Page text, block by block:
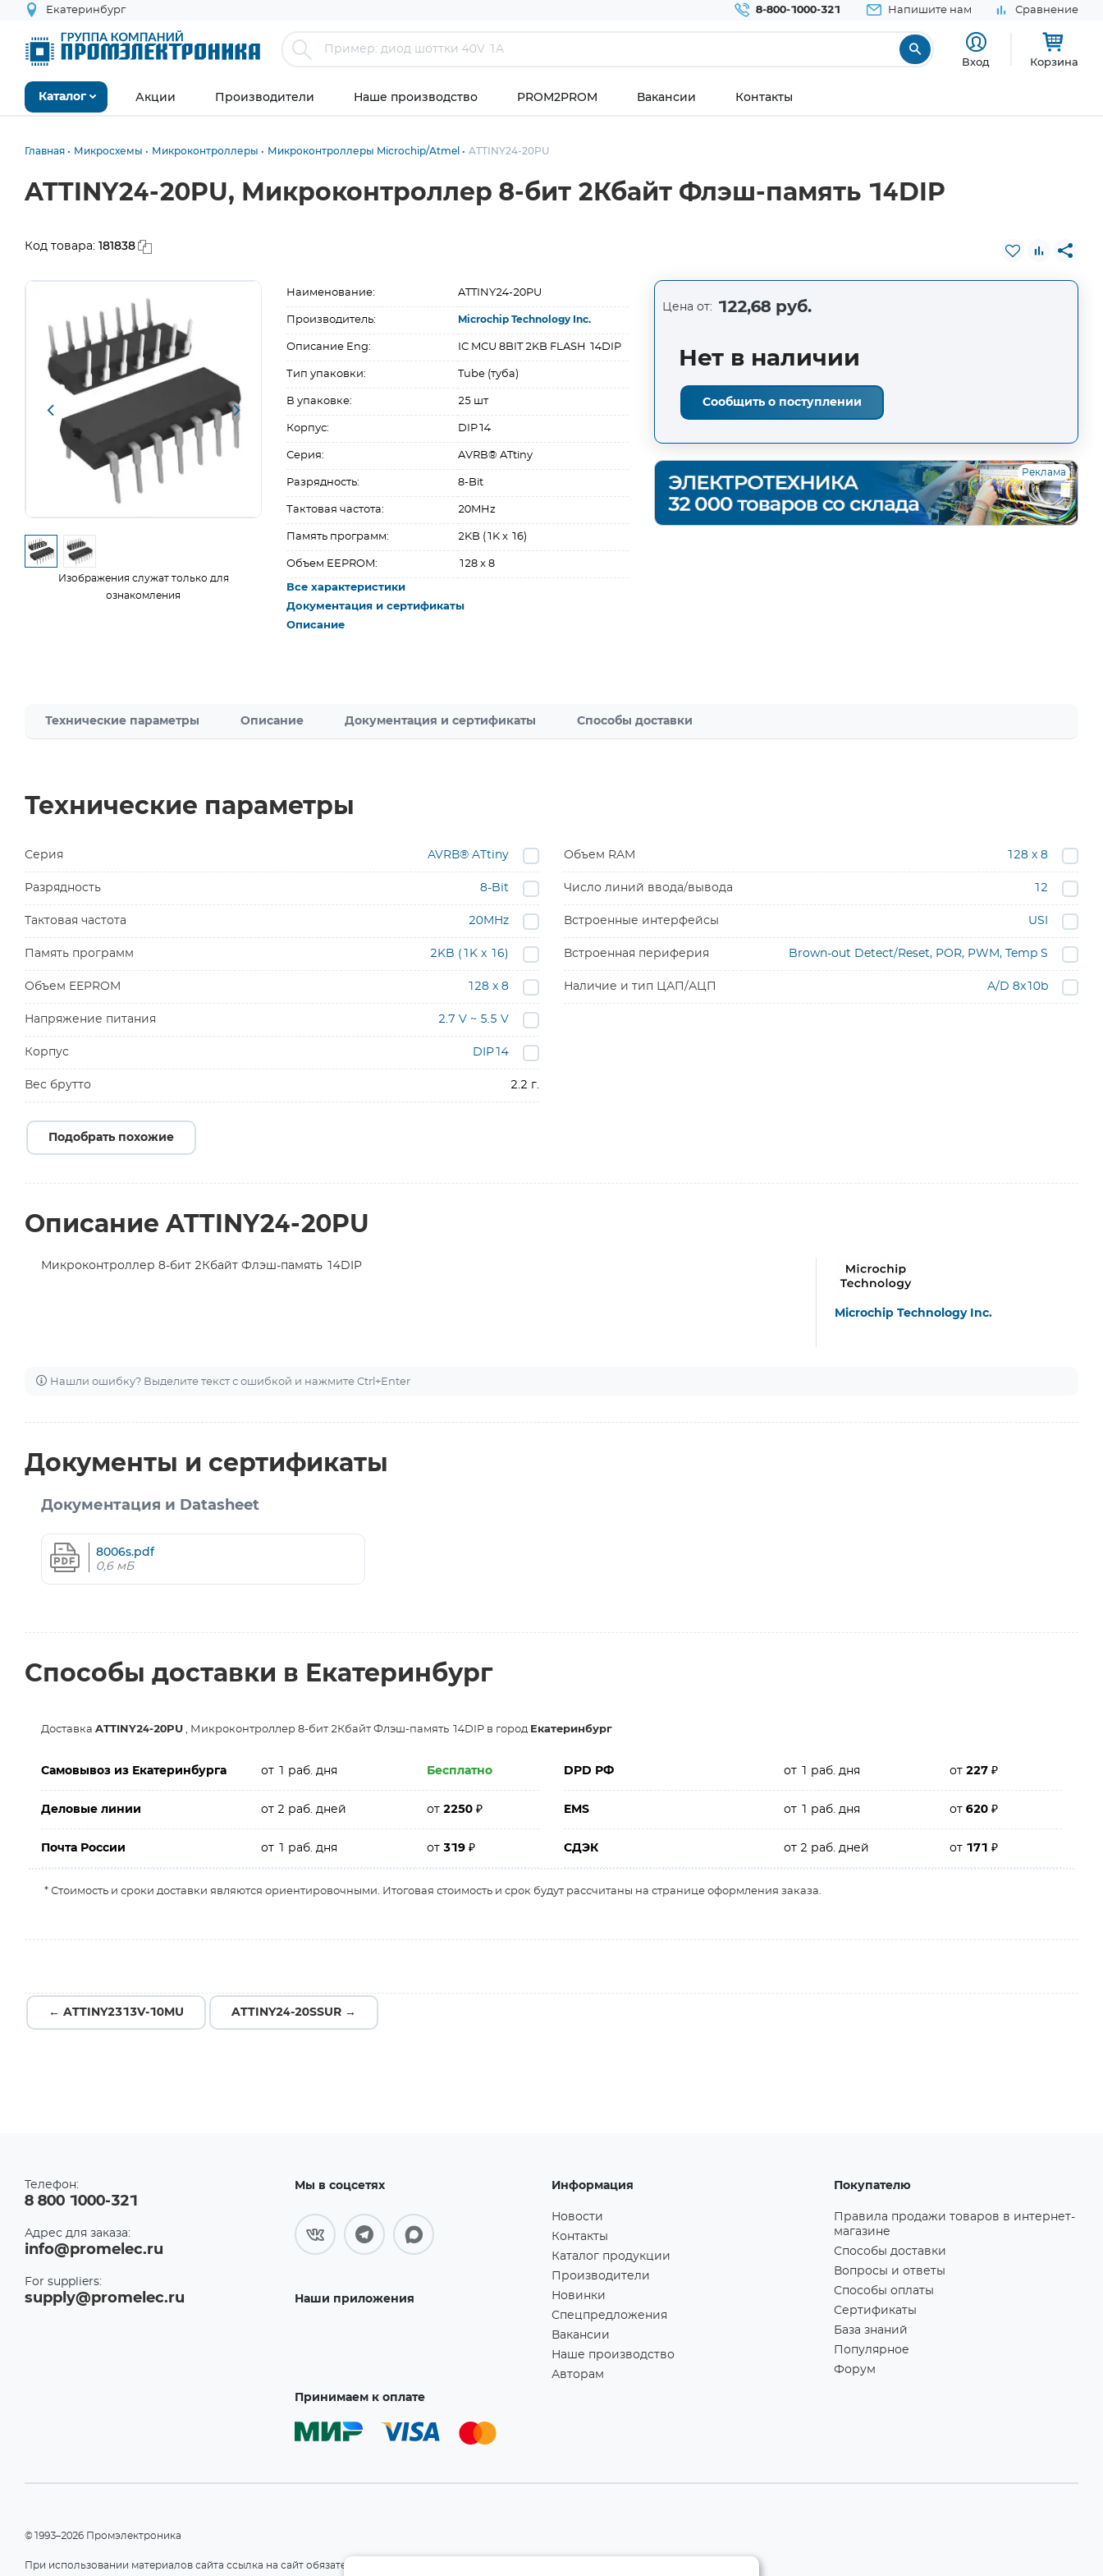
Екатеринбург 8-800-1000-321 Напишите нам Сравнение
Вход Корзина
Каталог Акции Производители Наше производство PROM2PROM Вакансии Контакты
Главная Микросхемы Микроконтроллеры Микроконтроллеры Microchip/Atmel ATTINY24-20PU
ATTINY24-20PU, Микроконтроллер 8-бит 2Кбайт Флэш-память 14DIP
Код товара: 181838
Изображения служат только для
ознакомления
Наименование: ATTINY24-20PU
Производитель: Microchip Technology Inc.
Описание Eng: IC MCU 8BIT 2KB FLASH 14DIP
Тип упаковки: Tube (туба)
В упаковке: 25 шт
Корпус: DIP14
Серия: AVRВ® ATtiny
Разрядность: 8-Bit
Тактовая частота: 20MHz
Память программ: 2KB (1K x 16)
Объем EEPROM: 128 x 8
Все характеристики
Документация и сертификаты
Описание
Цена от: 122,68 руб.
Нет в наличии
Сообщить о поступлении
Реклама
Технические параметры Описание Документация и сертификаты Способы доставки
Технические параметры
Серия AVRВ® ATtiny
Разрядность 8-Bit
Тактовая частота 20MHz
Память программ 2KB (1K x 16)
Объем EEPROM 128 x 8
Объем RAM 128 x 8
Число линий ввода/вывода 12
Встроенные интерфейсы USI
Встроенная периферия Brown-out Detect/Reset, POR, PWM, Temp S
Наличие и тип ЦАП/АЦП A/D 8x10b
Напряжение питания 2.7 V ~ 5.5 V
Корпус DIP14
Вес брутто 2.2 г.
Подобрать похожие
Описание ATTINY24-20PU
Микроконтроллер 8-бит 2Кбайт Флэш-память 14DIP
Microchip Technology Inc.
Нашли ошибку? Выделите текст с ошибкой и нажмите Ctrl+Enter
Документы и сертификаты
Документация и Datasheet
8006s.pdf
0,6 мБ
Способы доставки в Екатеринбург
Доставка ATTINY24-20PU , Микроконтроллер 8-бит 2Кбайт Флэш-память 14DIP в город Екатеринбург
Самовывоз из Екатеринбурга от 1 раб. дня Бесплатно DPD РФ от 1 раб. дня от227₽
Деловые линии от 2 раб. дней от2250₽ EMS от 1 раб. дня от620₽
Почта России от 1 раб. дня от319₽ СДЭК от 2 раб. дней от 171₽
* Стоимость и сроки доставки являются ориентировочными. Итоговая стоимость и срок будут рассчитаны на странице оформления заказа.
← ATTINY2313V-10MU ATTINY24-20SSUR →
Телефон:
8 800 1000-321
Адрес для заказа:
info@promelec.ru
For suppliers:
supply@promelec.ru
Мы в соцсетях
Наши приложения
Принимаем к оплате
Информация
Новости
Контакты
Каталог продукции
Производители
Новинки
Спецпредложения
Вакансии
Наше производство
Авторам
Покупателю
Правила продажи товаров в интернет-
магазине
Способы доставки
Вопросы и ответы
Способы оплаты
Сертификаты
База знаний
Популярное
Форум
©1993–2026 Промэлектроника
При использовании материалов сайта ссылка на сайт обязательна!